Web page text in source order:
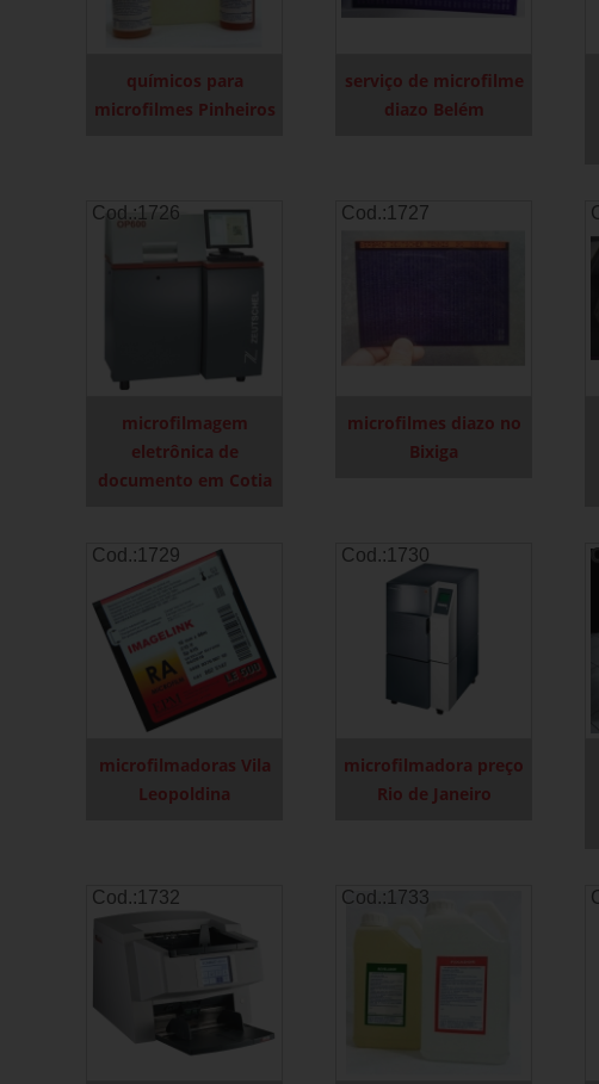
químicos para
microfilmes Pinheiros
serviço de microfilme
diazo Belém
Cod.:1726
microfilmagem
eletrônica de
documento em Cotia
Cod.:1727
microfilmes diazo no
Bixiga
Cod.:1729
microfilmadoras Vila
Leopoldina
Cod.:1730
microfilmadora preço
Rio de Janeiro
Cod.:1732 Cod.:1733